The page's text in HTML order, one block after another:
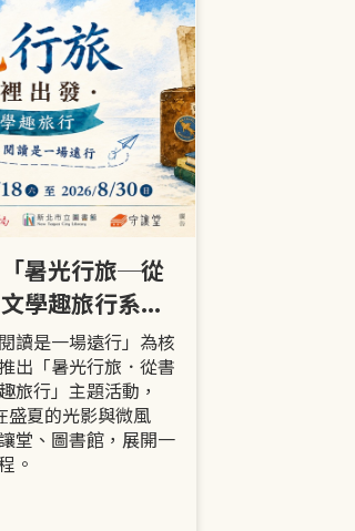
「暑光行旅─從
學趣旅行系列
讀是一場遠行」為核
出「暑光行旅．從書
行」主題活動，
夏的光影與微風
堂、圖書館，展開一
。